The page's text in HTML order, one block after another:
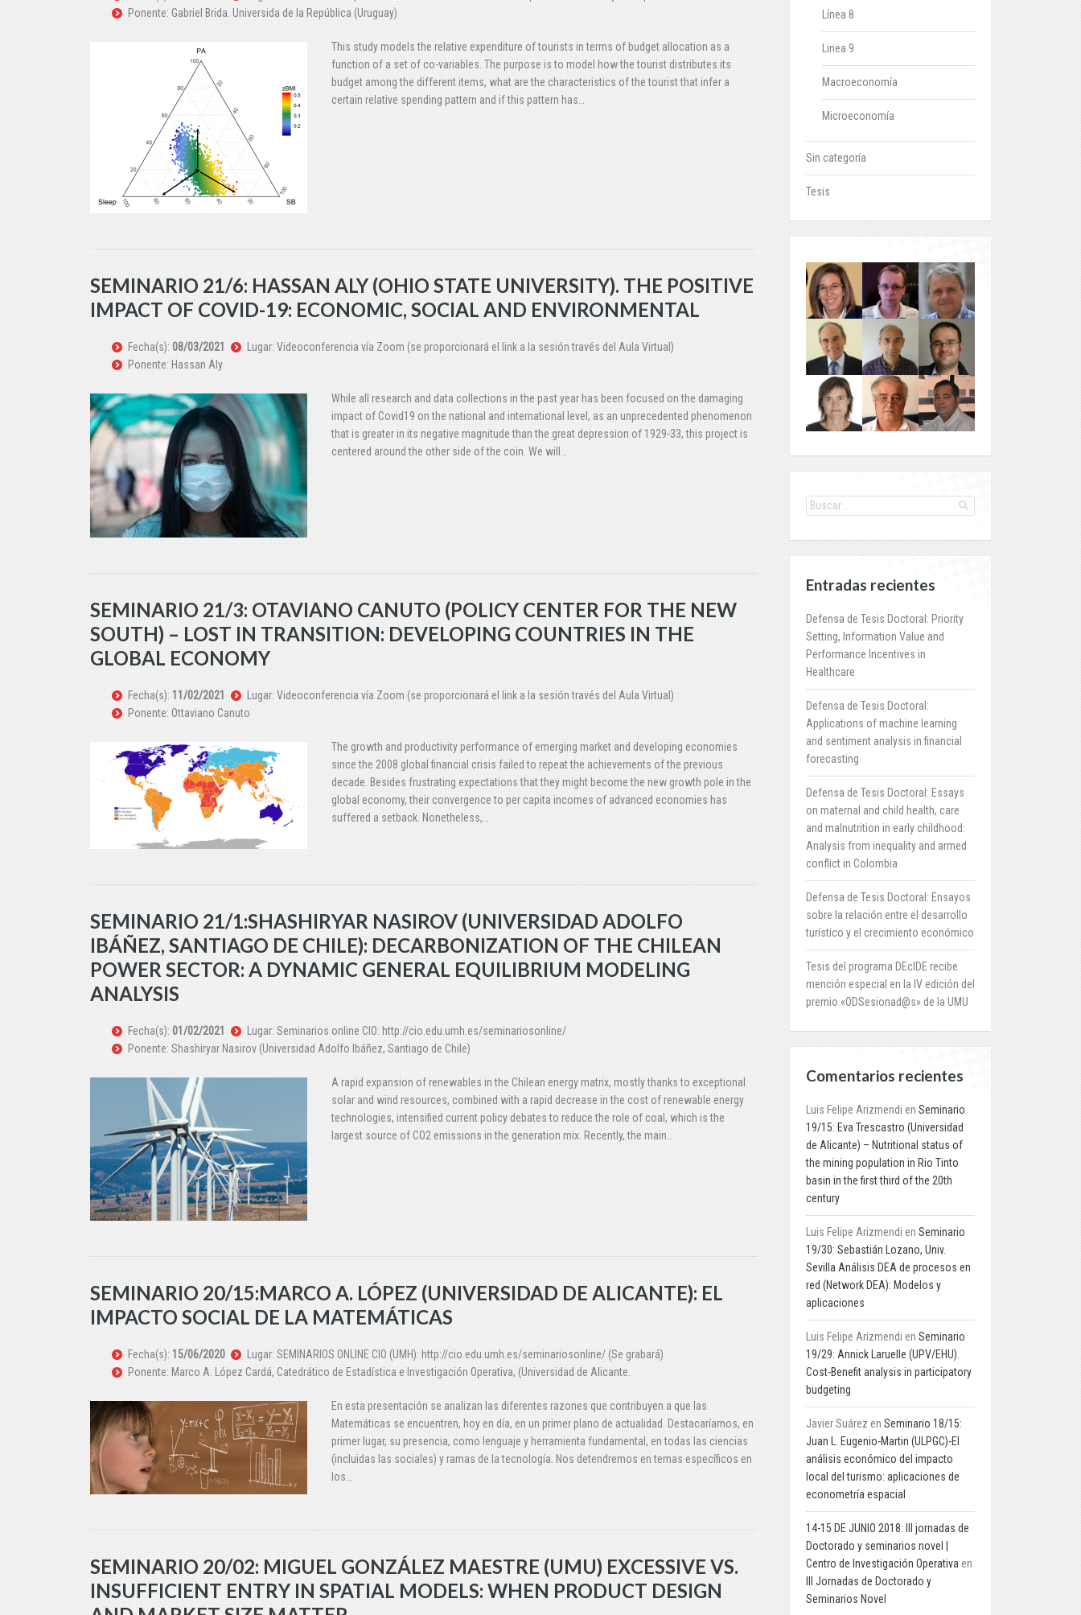
Ponente: Gabriel Brida. Universida de la República (Uruguay)
This study models the relative expenditure of tourists in terms of budget allocation as a
function of a set of co-variables. The purpose is to model how the tourist distributes its
budget among the different items, what are the characteristics of the tourist that infer a
certain relative spending pattern and if this pattern has…
SEMINARIO 21/6: HASSAN ALY (OHIO STATE UNIVERSITY). THE POSITIVE
IMPACT OF COVID-19: ECONOMIC, SOCIAL AND ENVIRONMENTAL
Fecha(s): 08/03/2021
Lugar: Videoconferencia vía Zoom (se proporcionará el link a la sesión través del Aula Virtual)
Ponente: Hassan Aly
While all research and data collections in the past year has been focused on the damaging
impact of Covid19 on the national and international level, as an unprecedented phenomenon
that is greater in its negative magnitude than the great depression of 1929-33, this project is
centered around the other side of the coin. We will…
SEMINARIO 21/3: OTAVIANO CANUTO (POLICY CENTER FOR THE NEW
SOUTH) – LOST IN TRANSITION: DEVELOPING COUNTRIES IN THE
GLOBAL ECONOMY
Fecha(s): 11/02/2021
Lugar: Videoconferencia vía Zoom (se proporcionará el link a la sesión través del Aula Virtual)
Ponente: Ottaviano Canuto
The growth and productivity performance of emerging market and developing economies
since the 2008 global financial crisis failed to repeat the achievements of the previous
decade. Besides frustrating expectations that they might become the new growth pole in the
global economy, their convergence to per capita incomes of advanced economies has
suffered a setback. Nonetheless,…
SEMINARIO 21/1:SHASHIRYAR NASIROV (UNIVERSIDAD ADOLFO
IBÁÑEZ, SANTIAGO DE CHILE): DECARBONIZATION OF THE CHILEAN
POWER SECTOR: A DYNAMIC GENERAL EQUILIBRIUM MODELING
ANALYSIS
Fecha(s): 01/02/2021
Lugar: Seminarios online CIO: http://cio.edu.umh.es/seminariosonline/
Ponente: Shashiryar Nasirov (Universidad Adolfo Ibáñez, Santiago de Chile)
A rapid expansion of renewables in the Chilean energy matrix, mostly thanks to exceptional
solar and wind resources, combined with a rapid decrease in the cost of renewable energy
technologies, intensified current policy debates to reduce the role of coal, which is the
largest source of CO2 emissions in the generation mix. Recently, the main…
SEMINARIO 20/15:MARCO A. LÓPEZ (UNIVERSIDAD DE ALICANTE): EL
IMPACTO SOCIAL DE LA MATEMÁTICAS
Fecha(s): 15/06/2020
Lugar: SEMINARIOS ONLINE CIO (UMH): http://cio.edu.umh.es/seminariosonline/ (Se grabará)
Ponente: Marco A. López Cardá, Catedrático de Estadística e Investigación Operativa, (Universidad de Alicante.
En esta presentación se analizan las diferentes razones que contribuyen a que las
Matemáticas se encuentren, hoy en día, en un primer plano de actualidad. Destacaríamos, en
primer lugar, su presencia, como lenguaje y herramienta fundamental, en todas las ciencias
(incluidas las sociales) y ramas de la tecnología. Nos detendremos en temas específicos en
los…
SEMINARIO 20/02: MIGUEL GONZÁLEZ MAESTRE (UMU) EXCESSIVE VS.
INSUFFICIENT ENTRY IN SPATIAL MODELS: WHEN PRODUCT DESIGN
Línea 8
Linea 9
Macroeconomía
Microeconomía
Sin categoría
Tesis
Entradas recientes
Defensa de Tesis Doctoral: Priority
Setting, Information Value and
Performance Incentives in
Healthcare
Defensa de Tesis Doctoral:
Applications of machine learning
and sentiment analysis in financial
forecasting
Defensa de Tesis Doctoral: Essays
on maternal and child health, care
and malnutrition in early childhood:
Analysis from inequality and armed
conflict in Colombia
Defensa de Tesis Doctoral: Ensayos
sobre la relación entre el desarrollo
turístico y el crecimiento económico
Tesis del programa DEcIDE recibe
mención especial en la IV edición del
premio «ODSesionad@s» de la UMU
Comentarios recientes
Luis Felipe Arizmendi en Seminario
19/15: Eva Trescastro (Universidad
de Alicante) – Nutritional status of
the mining population in Rio Tinto
basin in the first third of the 20th
century
Luis Felipe Arizmendi en Seminario
19/30: Sebastián Lozano, Univ.
Sevilla Análisis DEA de procesos en
red (Network DEA): Modelos y
aplicaciones
Luis Felipe Arizmendi en Seminario
19/29: Annick Laruelle (UPV/EHU).
Cost-Benefit analysis in participatory
budgeting
Javier Suárez en Seminario 18/15:
Juan L. Eugenio-Martin (ULPGC)-El
análisis económico del impacto
local del turismo: aplicaciones de
econometría espacial
14-15 DE JUNIO 2018: III jornadas de
Doctorado y seminarios novel |
Centro de Investigación Operativa en
III Jornadas de Doctorado y
Seminarios Novel